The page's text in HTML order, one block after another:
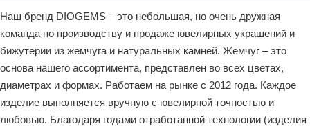
Наш бренд DIOGEMS – это небольшая, но очень дружная
команда по производству и продаже ювелирных украшений и
бижутерии из жемчуга и натуральных камней. Жемчуг – это
основа нашего ассортимента, представлен во всех цветах,
диаметрах и формах. Работаем на рынке с 2012 года. Каждое
изделие выполняется вручную с ювелирной точностью и
любовью. Благодаря годами отработанной технологии (изделия